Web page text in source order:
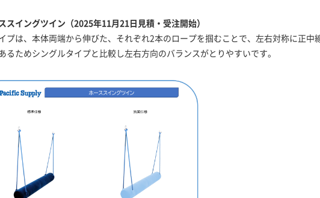
スイングツイン（2025年11月21日見積・受注開始）
プは、本体両端から伸びた、それぞれ2本のロープを掴むことで、左右対称に正
るためシングルタイプと比較し左右方向のバランスがとりやすいです。